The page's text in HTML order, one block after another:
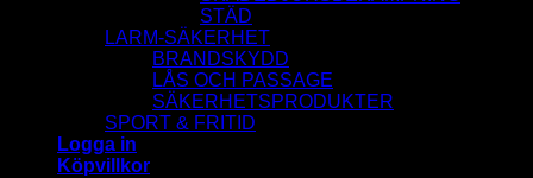
STÄD
LARM-SÄKERHET
BRANDSKYDD
LÅS OCH PASSAGE
SÄKERHETSPRODUKTER
SPORT & FRITID
Logga in
Köpvillkor